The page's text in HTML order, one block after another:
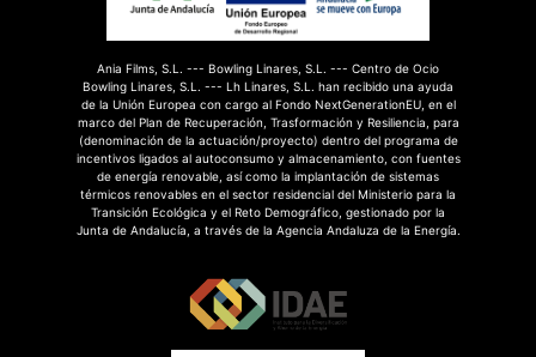
Ania Films, S.L. --- Bowling Linares, S.L. --- Centro de Ocio
Bowling Linares, S.L. --- Lh Linares, S.L. han recibido una ayuda
de la Unión Europea con cargo al Fondo NextGenerationEU, en el
marco del Plan de Recuperación, Trasformación y Resiliencia, para
(denominación de la actuación/proyecto) dentro del programa de
incentivos ligados al autoconsumo y almacenamiento, con fuentes
de energía renovable, así como la implantación de sistemas
térmicos renovables en el sector residencial del Ministerio para la
Transición Ecológica y el Reto Demográfico, gestionado por la
Junta de Andalucía, a través de la Agencia Andaluza de la Energía.